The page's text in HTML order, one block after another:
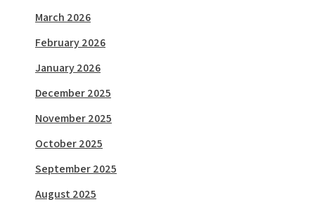
March 2026
February 2026
January 2026
December 2025
November 2025
October 2025
September 2025
August 2025